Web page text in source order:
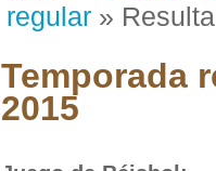
regular »
Temporada
2015